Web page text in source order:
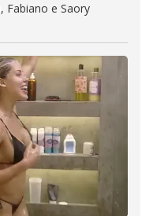
Fabiano e Saory